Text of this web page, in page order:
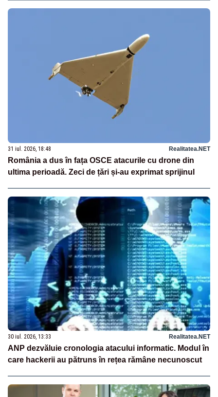
31 iul. 2026, 18:48 Realitatea.NET
România a dus în fața OSCE atacurile cu drone din
ultima perioadă. Zeci de țări și-au exprimat sprijinul
30 iul. 2026, 13:33 Realitatea.NET
ANP dezvăluie cronologia atacului informatic. Modul în
care hackerii au pătruns în rețea rămâne necunoscut